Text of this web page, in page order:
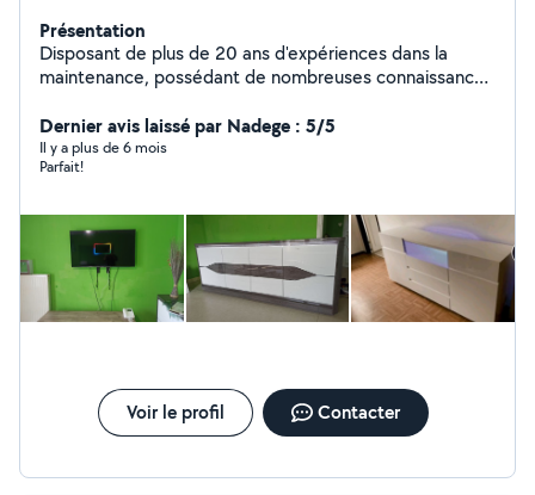
Présentation
Disposant de plus de 20 ans d'expériences dans la
maintenance, possédant de nombreuses connaissances
compétences à votre service. Tout travaux Homme
toutes mains
Dernier avis laissé par Nadege : 5/5
Il y a plus de 6 mois
Parfait!
Voir le profil Contacter